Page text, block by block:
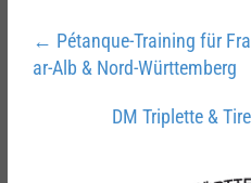
← Pétanque-Training für
ar-Alb & Nord-Württemberg
DM Triplette &